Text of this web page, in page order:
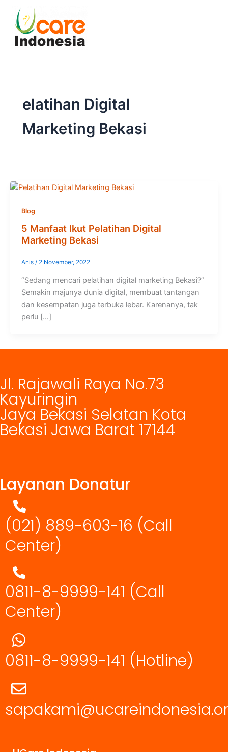
content
elatihan Digital
Marketing Bekasi
Blog
5 Manfaat Ikut Pelatihan Digital
Marketing Bekasi
Anis / 2 November, 2022
“Sedang mencari pelatihan digital marketing Bekasi?”
Semakin majunya dunia digital, membuat tantangan
dan kesempatan juga terbuka lebar. Karenanya, tak
perlu […]
Jl. Rajawali Raya No.73
Kayuringin
Jaya Bekasi Selatan Kota
Bekasi Jawa Barat 17144
Layanan Donatur
(021) 889-603-16 (Call
Center)
0811-8-9999-141 (Call
Center)
0811-8-9999-141 (Hotline)